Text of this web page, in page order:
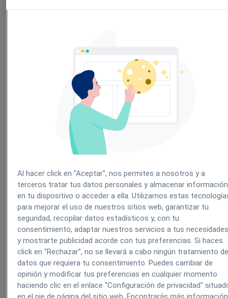
La mayoría de los expertos dividen la búsqueda bibliográfica en 5
Análisis y definición de la necesidad de información
Esto es tan sencillo como definir el tema del que necesitas
información. Para encontrar resultados útiles, la definición debe ser
lo más ajustada a tus objetivos. Por ejemplo, no es lo mismo buscar
información sobre nuevos tratamientos para la gripe que
sobre la incidencia de la gripe en España durante el año pasado,
aunque el termino gripe aparecerá en ambas búsquedas.
Hay que establecer tres cosas:
Periodo temporal que cubre la búsqueda
Cobertura geográfica
Tipología documental
Por ejemplo, monografías publicadas en España entre el año 2000
el actual.
Selección de las fuentes de información
Gracias a Internet existen una gran cantidad de fuentes
médicas disponibles para su consulta. Eneste post recopilamos las
más útiles en medicina. Algunos, como PubMed son de acceso
Al hacer click en "Aceptar", nos permites a nosotros y a
terceros tratar tus datos personales y almacenar información
en tu dispositivo o acceder a ella. Utilizamos estas
para mejorar el uso de nuestros sitios web, garantizar tu
seguridad, recopilar datos estadísticos y, con tu
consentimiento, adaptar nuestros servicios a tus
y mostrarte publicidad acorde con tus preferencias. Si haces
click en "Rechazar", no se llevará a cabo ningún tratamiento
datos que requiera tu consentimiento. Puedes cambiar de
opinión y modificar tus preferencias en cualquier momento
haciendo clic en el enlace "Configuración de privacidad"